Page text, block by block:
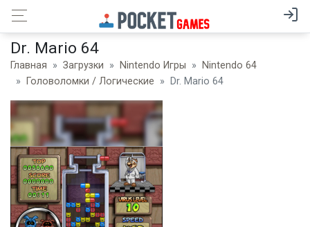
Dr. Mario 64
Главная Загрузки Nintendo Игры
Nintendo 64
Головоломки / Логические
Dr. Mario 64